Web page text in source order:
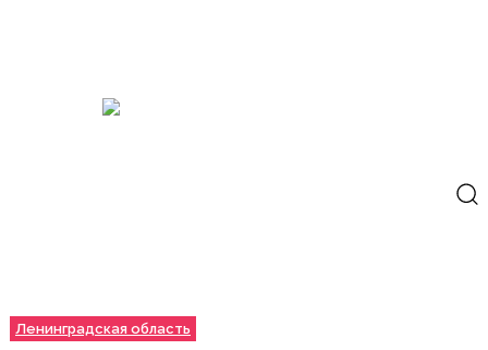
Ленинградская область